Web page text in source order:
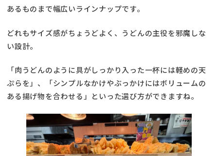
あるものまで幅広いラインナップです。
どれもサイズ感がちょうどよく、うどんの主役を邪魔しな
い設計。
「肉うどんのように具がしっかり入った一杯には軽めの天
ぷらを」、「シンプルなかけやぶっかけにはボリュームの
ある揚げ物を合わせる」といった選び方ができますね。